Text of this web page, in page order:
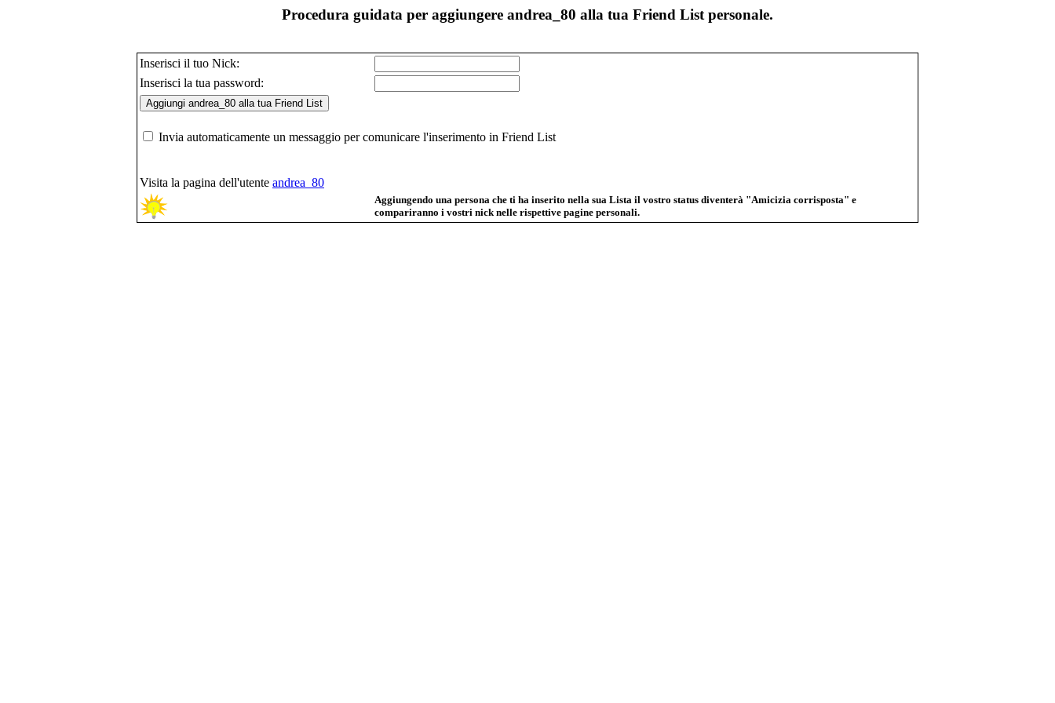
Procedura guidata per aggiungere andrea_80 alla tua Friend List personale.
Inserisci il tuo Nick:
Inserisci la tua password:
Invia automaticamente un messaggio per comunicare l'inserimento in Friend List
Visita la pagina dell'utente andrea_80
Aggiungendo una persona che ti ha inserito nella sua Lista il vostro status diventerà "Amicizia corrisposta" e
compariranno i vostri nick nelle rispettive pagine personali.